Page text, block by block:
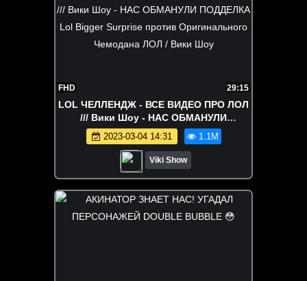
FHD 29:15
LOL ЧЕЛЛЕНДЖ - ВСЕ ВИДЕО ПРО ЛОЛ
/// Вики Шоу - НАС ОБМАНУЛИ
ПОДДЕЛКА Lol Bigger Surprise против
Оригинального Чемодана ЛОЛ / Вики
Шоу
2023-03-04 14:31 1.1M
Viki Show